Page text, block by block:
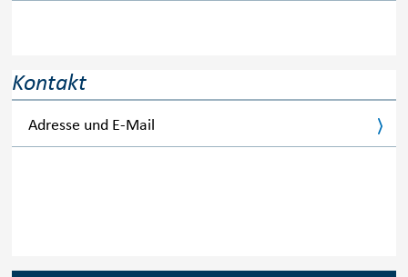
Kontakt
Adresse und E-Mail